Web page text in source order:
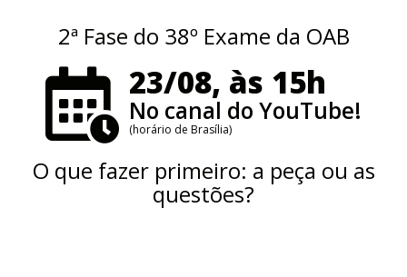
2ª Fase do 38º Exame da OAB
23/08, às 15h
No canal do YouTube!
(horário de Brasília)
O que fazer primeiro: a peça ou as
questões?